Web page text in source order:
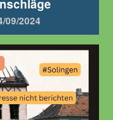
09/2024